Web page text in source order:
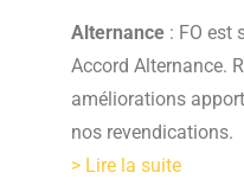
Alternance : FO est
Accord Alternance.
améliorations
nos revendications.
> Lire la suite